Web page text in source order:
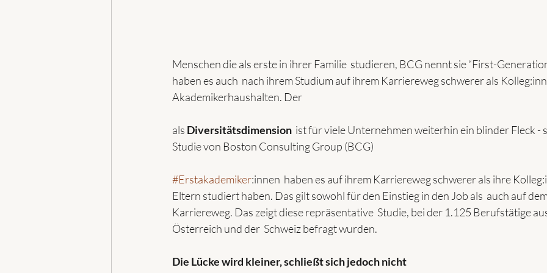
Menschen die als erste in ihrer Familie  studieren, BCG nennt sie “First-
haben es auch  nach ihrem Studium auf ihrem Karriereweg schwerer als
Akademikerhaushalten. Der
als Diversitätsdimension
ist für viele Unternehmen weiterhin ein blinder Fleck
Studie von Boston Consulting Group (BCG)
#Erstakademiker:innen  haben es auf ihrem Karriereweg schwerer als ihre
Eltern studiert haben. Das gilt sowohl für den Einstieg in den Job als  auch auf
Karriereweg. Das zeigt diese repräsentative  Studie, bei der 1.125 Berufstätige
Österreich und der  Schweiz befragt wurden.
Die Lücke wird kleiner, schließt sich jedoch nicht